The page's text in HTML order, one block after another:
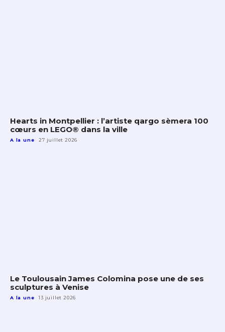
Hearts in Montpellier : l’artiste qargo sèmera 100
cœurs en LEGO® dans la ville
A la une 27 juillet 2026
Le Toulousain James Colomina pose une de ses
sculptures à Venise
A la une 13 juillet 2026